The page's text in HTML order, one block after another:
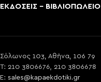
ΕΚΔΟΣΕΙΣ - ΒΙΒΛΙΟΠΩΛΕΙΟ
Σόλωνος 103, Αθήνα, 106 79
T: 210 3806676, 210 3806678
E: sales@kapaekdotiki.gr